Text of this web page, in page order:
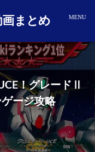
画まとめ
！グレードⅡ
ージ攻略